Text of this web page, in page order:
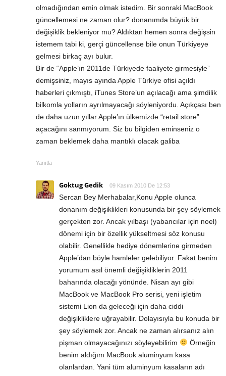
olmadığından emin olmak istedim. Bir sonraki MacBook
güncellemesi ne zaman olur? donanımda büyük bir
değişiklik bekleniyor mu? Aldıktan hemen sonra değişsin
istemem tabi ki, gerçi güncellense bile onun Türkiyeye
gelmesi birkaç ayı bulur.
Bir de “Apple’ın 2011de Türkiyede faaliyete girmesiyle”
demişsiniz, mayıs ayında Apple Türkiye ofisi açıldı
haberleri çıkmıştı, iTunes Store’un açılacağı ama şimdilik
bilkomla yolların ayrılmayacağı söyleniyordu. Açıkçası ben
de daha uzun yıllar Apple’ın ülkemizde “retail store”
açacağını sanmıyorum. Siz bu bilgiden eminseniz o
zaman beklemek daha mantıklı olacak galiba
Yanıtla
Goktug Gedik 09 Kasım 2010 De 12:53
Sercan Bey Merhabalar,Konu Apple olunca
donanım değişiklikleri konusunda bir şey söylemek
gerçekten zor. Ancak yılbaşı (yabancılar için noel)
dönemi için bir özellik yükseltmesi söz konusu
olabilir. Genellikle hediye dönemlerine girmeden
Apple’dan böyle hamleler gelebiliyor. Fakat benim
yorumum asıl önemli değişikliklerin 2011
baharında olacağı yönünde. Nisan ayı gibi
MacBook ve MacBook Pro serisi, yeni işletim
sistemi Lion da geleceği için daha ciddi
değişikliklere uğrayabilir. Dolayısıyla bu konuda bir
şey söylemek zor. Ancak ne zaman alırsanız alın
pişman olmayacağınızı söyleyebilirim
Örneğin
benim aldığım MacBook aluminyum kasa
olanlardan. Yani tüm aluminyum kasaların adı